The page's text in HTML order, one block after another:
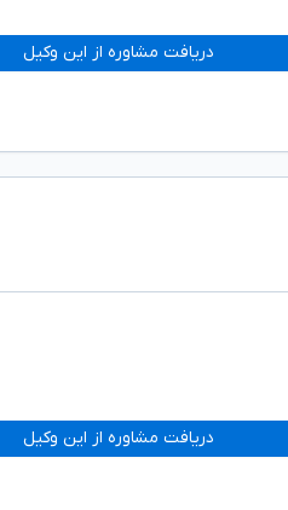
دریافت مشاوره از این وکیل
دریافت مشاوره از این وکیل